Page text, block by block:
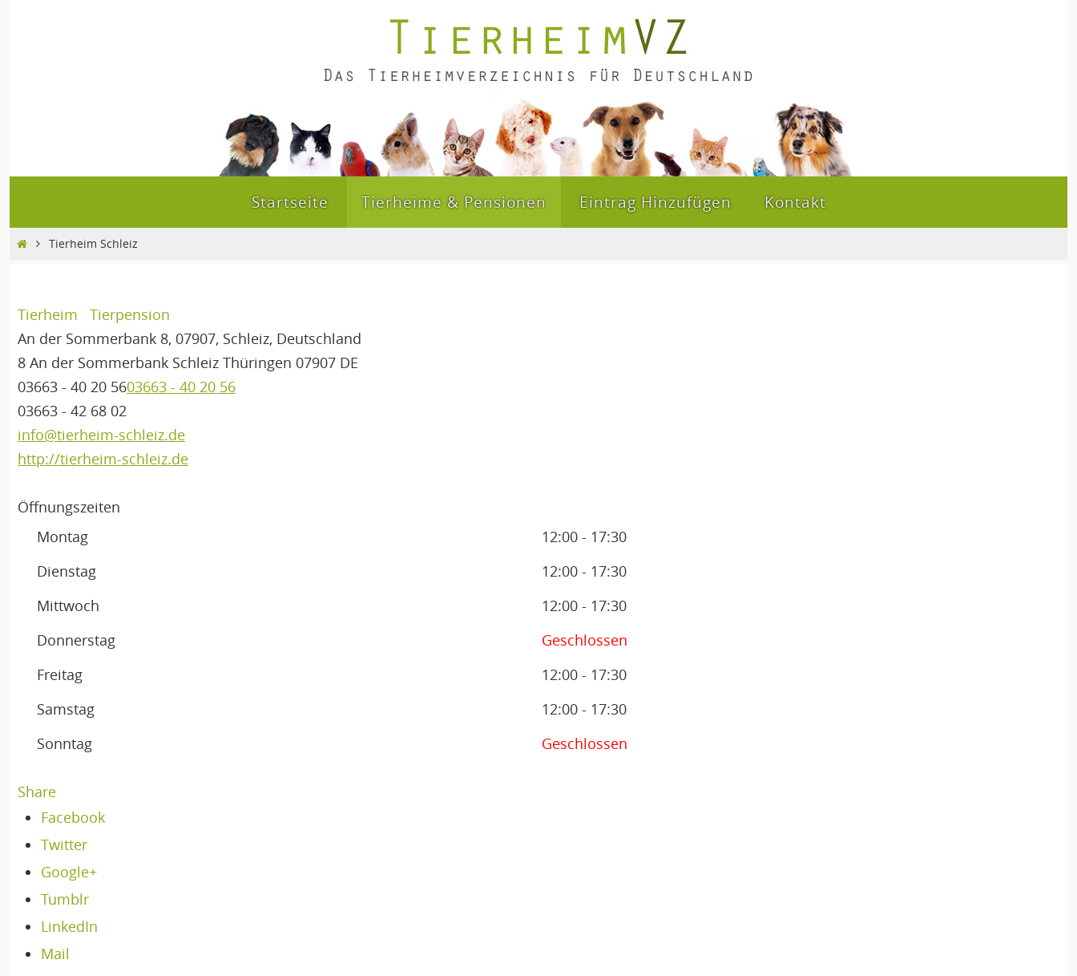
Startseite Tierheime & Pensionen Eintrag Hinzufügen Kontakt
HomeTierheim Schleiz
Tierheim
Tierpension
An der Sommerbank 8, 07907, Schleiz, Deutschland
8 An der Sommerbank Schleiz Thüringen 07907 DE
03663 - 40 20 5603663 - 40 20 56
03663 - 42 68 02
info@tierheim-schleiz.de
http://tierheim-schleiz.de
Öffnungszeiten
Montag
12:00 - 17:30
Dienstag
12:00 - 17:30
Mittwoch
12:00 - 17:30
Donnerstag
Geschlossen
Freitag
12:00 - 17:30
Samstag
12:00 - 17:30
Sonntag
Geschlossen
Share
Facebook
Twitter
Google+
Tumblr
LinkedIn
Mail